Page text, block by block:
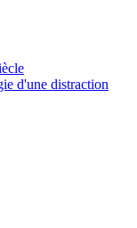
d'une distraction